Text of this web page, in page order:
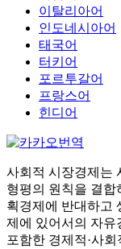
이탈리아어
인도네시아어
태국어
터키어
포르투갈어
프랑스어
힌디어
사회적 시장경제는
형평의 원칙을 결합
획경제에 반대하고
제에 있어서의 자유
포함한 경제적·사